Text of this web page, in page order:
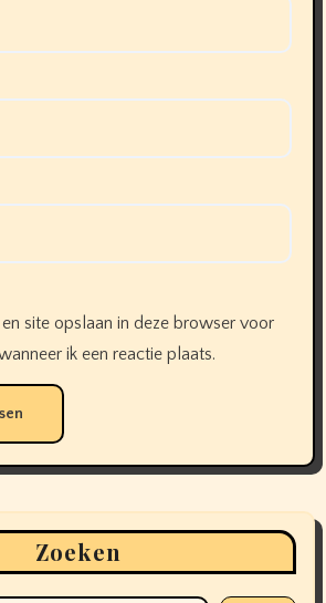
site opslaan in deze browser voor
ik een reactie plaats.
Zoeken